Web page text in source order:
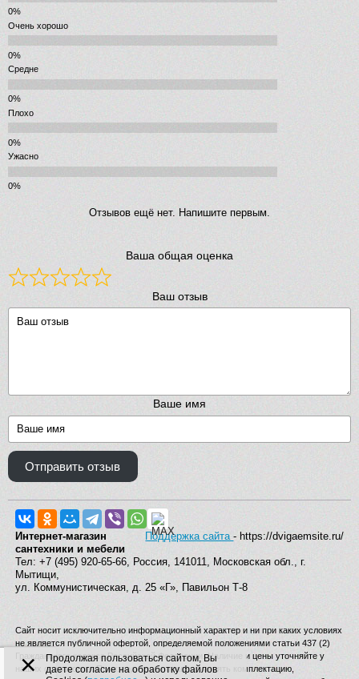
Очень хорошо
Средне
Плохо
Ужасно
Отзывов ещё нет. Напишите первым.
Ваша общая оценка
Ваш отзыв
Ваше имя
Отправить отзыв
Поддержка сайта- https://dvigaemsite.ru/
Интернет-магазин
сантехники и мебели
Тел: +7 (495) 920-65-66, Россия, 141011, Московская обл., г.
Мытищи,
ул. Коммунистическая, д. 25 «Г», Павильон Т-8
Сайт носит исключительно информационный характер и ни при каких условиях
не является публичной офертой, определяемой положениями статьи 437 (2)
Гражданского кодекса Российской Федерации. Наличие и цены уточняйте у
наших операторов. Производитель вправе изменять комплектацию,
×
Продолжая пользоваться сайтом, Вы
даете согласие на обработку файлов